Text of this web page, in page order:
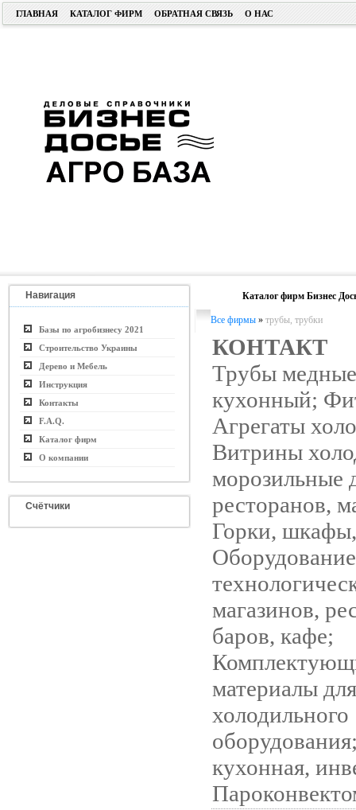
ГЛАВНАЯ КАТАЛОГ ФИРМ ОБРАТНАЯ СВЯЗЬ О НАС
Навигация
Базы по агробизнесу 2021
Строительство Украины
Дерево и Мебель
Инструкция
Контакты
F.A.Q.
Каталог фирм
О компании
Счётчики
Каталог фирм Бизнес
Все фирмы » трубы, трубки
КОНТАКТ
Трубы
кухонный;
Агрегаты
Витрины
морозильные
ресторанов,
Горки,
Оборудование
магазинов,
баров, кафе;
материалы для
холодильного
кухонная,